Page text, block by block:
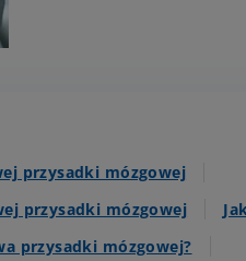
przysadki mózgowej
przysadki mózgowej
przysadki mózgowej?